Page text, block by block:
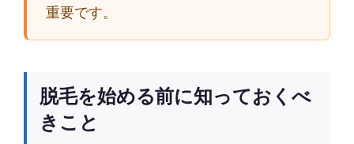
重要です。
脱毛を始める前に知っておくべ
きこと